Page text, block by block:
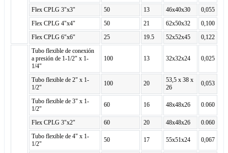
Flex CPLG 3"x3"
50 13 46x40x30
0,055
Flex CPLG 4"x4"
50 21 62x50x32
0,100
Flex CPLG 6"x6"
25 19.5 52x52x45
0,122
Tubo flexible de conexión
a presión de 1-1/2" x 1-
1/4"
100 13 32x32x24 0,025
Tubo flexible de 2" x 1-
1/2"
100 20
53,5 x 38 x
26
0,053
Tubo flexible de 3" x 1-
1/2"
60 16 48x48x26 0.060
Flex CPLG 3"x2" 60 20 48x48x26
0.060
Tubo flexible de 4" x 1-
1/2"
50 17 55x51x24 0,067